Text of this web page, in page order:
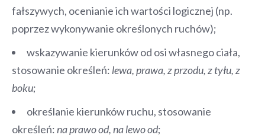
fałszywych, ocenianie ich wartości logicznej (np.
poprzez wykonywanie określonych ruchów);
wskazywanie kierunków od osi własnego ciała,
stosowanie określeń: lewa, prawa, z przodu, z tyłu, z
boku;
określanie kierunków ruchu, stosowanie
określeń:na prawo od, na lewo od;